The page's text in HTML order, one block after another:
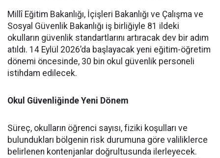
Millî Eğitim Bakanlığı, İçişleri Bakanlığı ve Çalışma ve
Sosyal Güvenlik Bakanlığı iş birliğiyle 81 ildeki
okulların güvenlik standartlarını artıracak dev bir adım
atıldı. 14 Eylül 2026’da başlayacak yeni eğitim-öğretim
dönemi öncesinde, 30 bin okul güvenlik personeli
istihdam edilecek.
Okul Güvenliğinde Yeni Dönem
Süreç, okulların öğrenci sayısı, fiziki koşulları ve
bulundukları bölgenin risk durumuna göre valiliklerce
belirlenen kontenjanlar doğrultusunda ilerleyecek.